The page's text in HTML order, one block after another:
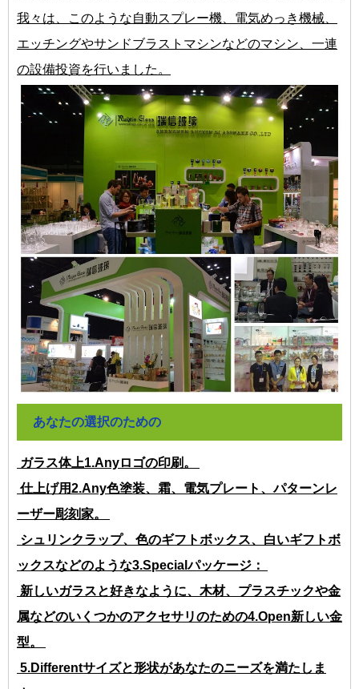
我々は、このような自動スプレー機、電気めっき機械、
エッチングやサンドブラストマシンなどのマシン、一連
の設備投資を行いました。
あなたの選択のための
ガラス体上1.Anyロゴの印刷。
仕上げ用2.Any色塗装、霜、電気プレート、パターンレ
ーザー彫刻家。
シュリンクラップ、色のギフトボックス、白いギフトボ
ックスなどのような3.Specialパッケージ：
新しいガラスと好きなように、木材、プラスチックや金
属などのいくつかのアクセサリのための4.Open新しい金
型。
5.Differentサイズと形状があなたのニーズを満たしま